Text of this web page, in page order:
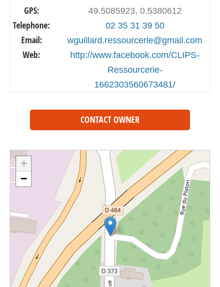
GPS: 49.5085923, 0.5380612
Telephone: 02 35 31 39 50
Email: wguillard.ressourcerie@gmail.com
Web:
http://www.facebook.com/CLIPS-
Ressourcerie-
1662303560673481/
CONTACT OWNER
+
−